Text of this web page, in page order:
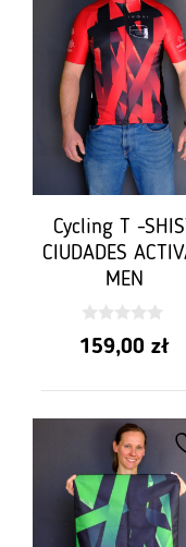
Cycling T -
CIUDADES
MEN
0
z
159,00 zł